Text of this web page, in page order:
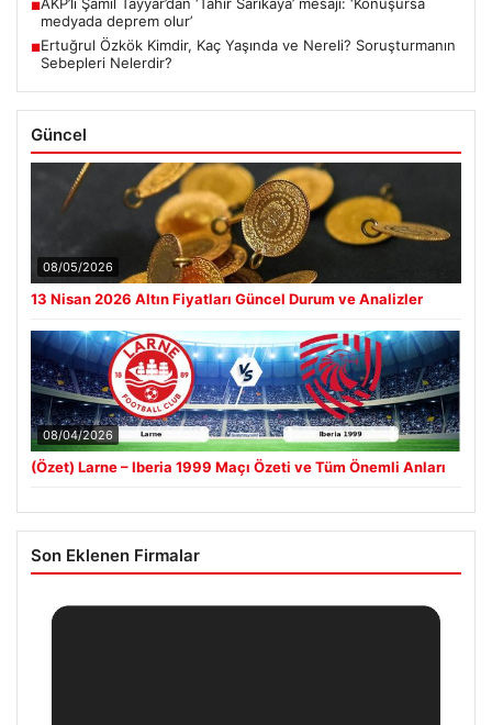
■
medyada deprem olur’
■Ertuğrul Özkök Kimdir, Kaç Yaşında ve Nereli? Soruşturmanın
Sebepleri Nelerdir?
Güncel
08/05/2026
13 Nisan 2026 Altın Fiyatları Güncel Durum ve Analizler
08/04/2026
(Özet) Larne – Iberia 1999 Maçı Özeti ve Tüm Önemli Anları
Son Eklenen Firmalar